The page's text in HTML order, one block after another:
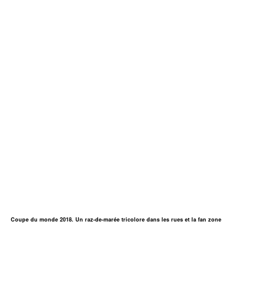
Coupe du monde 2018. Un raz-de-marée tricolore dans les rues et la fan zone